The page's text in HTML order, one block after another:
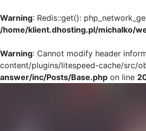
Warning: Redis::get():
/home/klient.dhosting.pl/michalko/
Warning: Cannot modify header
content/plugins/litespeed-cache/src/
answer/inc/Posts/Base.php on line